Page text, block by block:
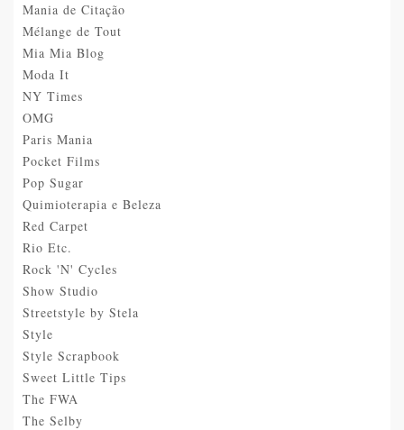
Mania de Citação
Mélange de Tout
Mia Mia Blog
Moda It
NY Times
OMG
Paris Mania
Pocket Films
Pop Sugar
Quimioterapia e Beleza
Red Carpet
Rio Etc.
Rock 'N' Cycles
Show Studio
Streetstyle by Stela
Style
Style Scrapbook
Sweet Little Tips
The FWA
The Selby